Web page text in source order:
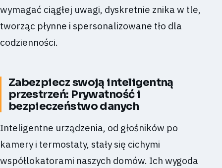
wymagać ciągłej uwagi, dyskretnie znika w tle,
tworząc płynne i spersonalizowane tło dla
codzienności.
Zabezpiecz swoją inteligentną
przestrzeń: Prywatność i
bezpieczeństwo danych
Inteligentne urządzenia, od głośników po
kamery i termostaty, stały się cichymi
współlokatorami naszych domów. Ich wygoda